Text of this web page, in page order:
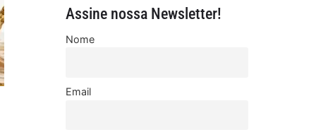
Assine nossa Newsletter!
Nome
Email